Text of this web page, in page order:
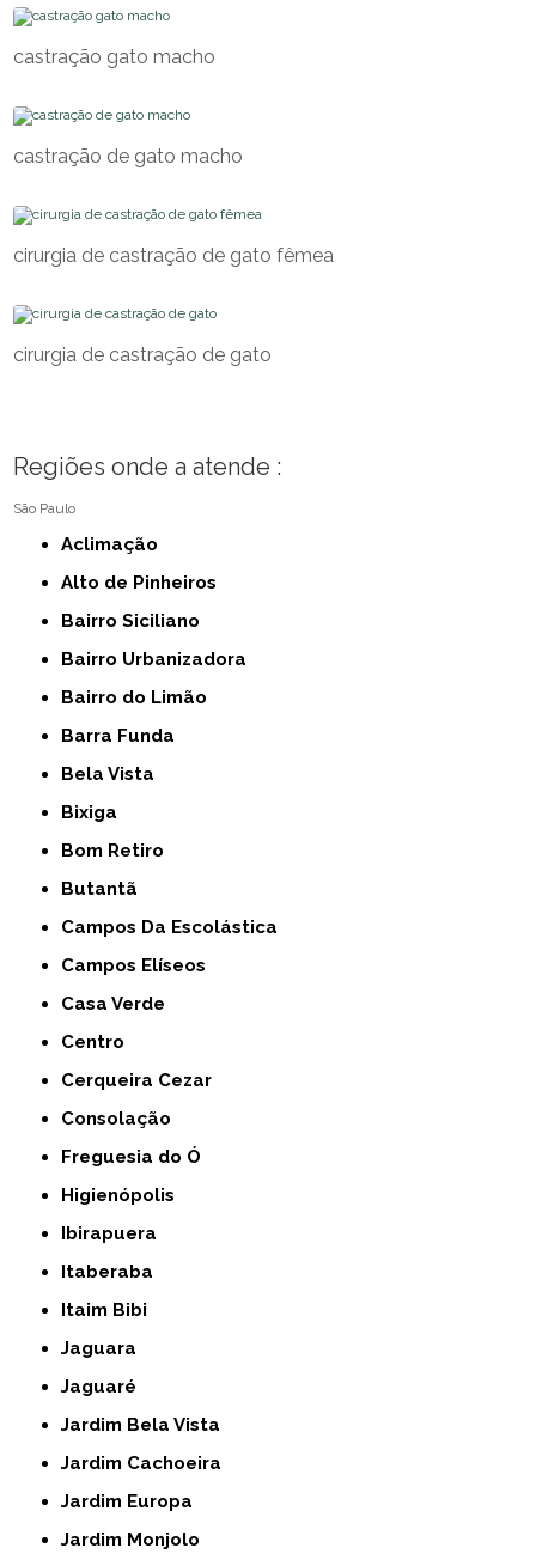
castração gato macho
castração de gato macho
cirurgia de castração de gato fêmea
cirurgia de castração de gato
Regiões onde a atende :
São Paulo
Aclimação
Alto de Pinheiros
Bairro Siciliano
Bairro Urbanizadora
Bairro do Limão
Barra Funda
Bela Vista
Bixiga
Bom Retiro
Butantã
Campos Da Escolástica
Campos Elíseos
Casa Verde
Centro
Cerqueira Cezar
Consolação
Freguesia do Ó
Higienópolis
Ibirapuera
Itaberaba
Itaim Bibi
Jaguara
Jaguaré
Jardim Bela Vista
Jardim Cachoeira
Jardim Europa
Jardim Monjolo